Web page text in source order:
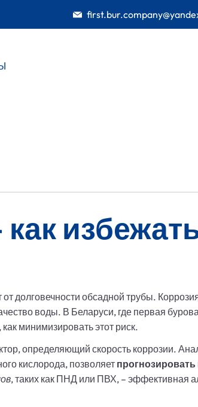
долговечности обсадной трубы.
воды. В Беларуси, где первая
минимизировать этот риск.
определяющий скорость коррозии.
кислорода, позволяетпрогнозировать
, таких как ПНД или ПВХ, – эффективная